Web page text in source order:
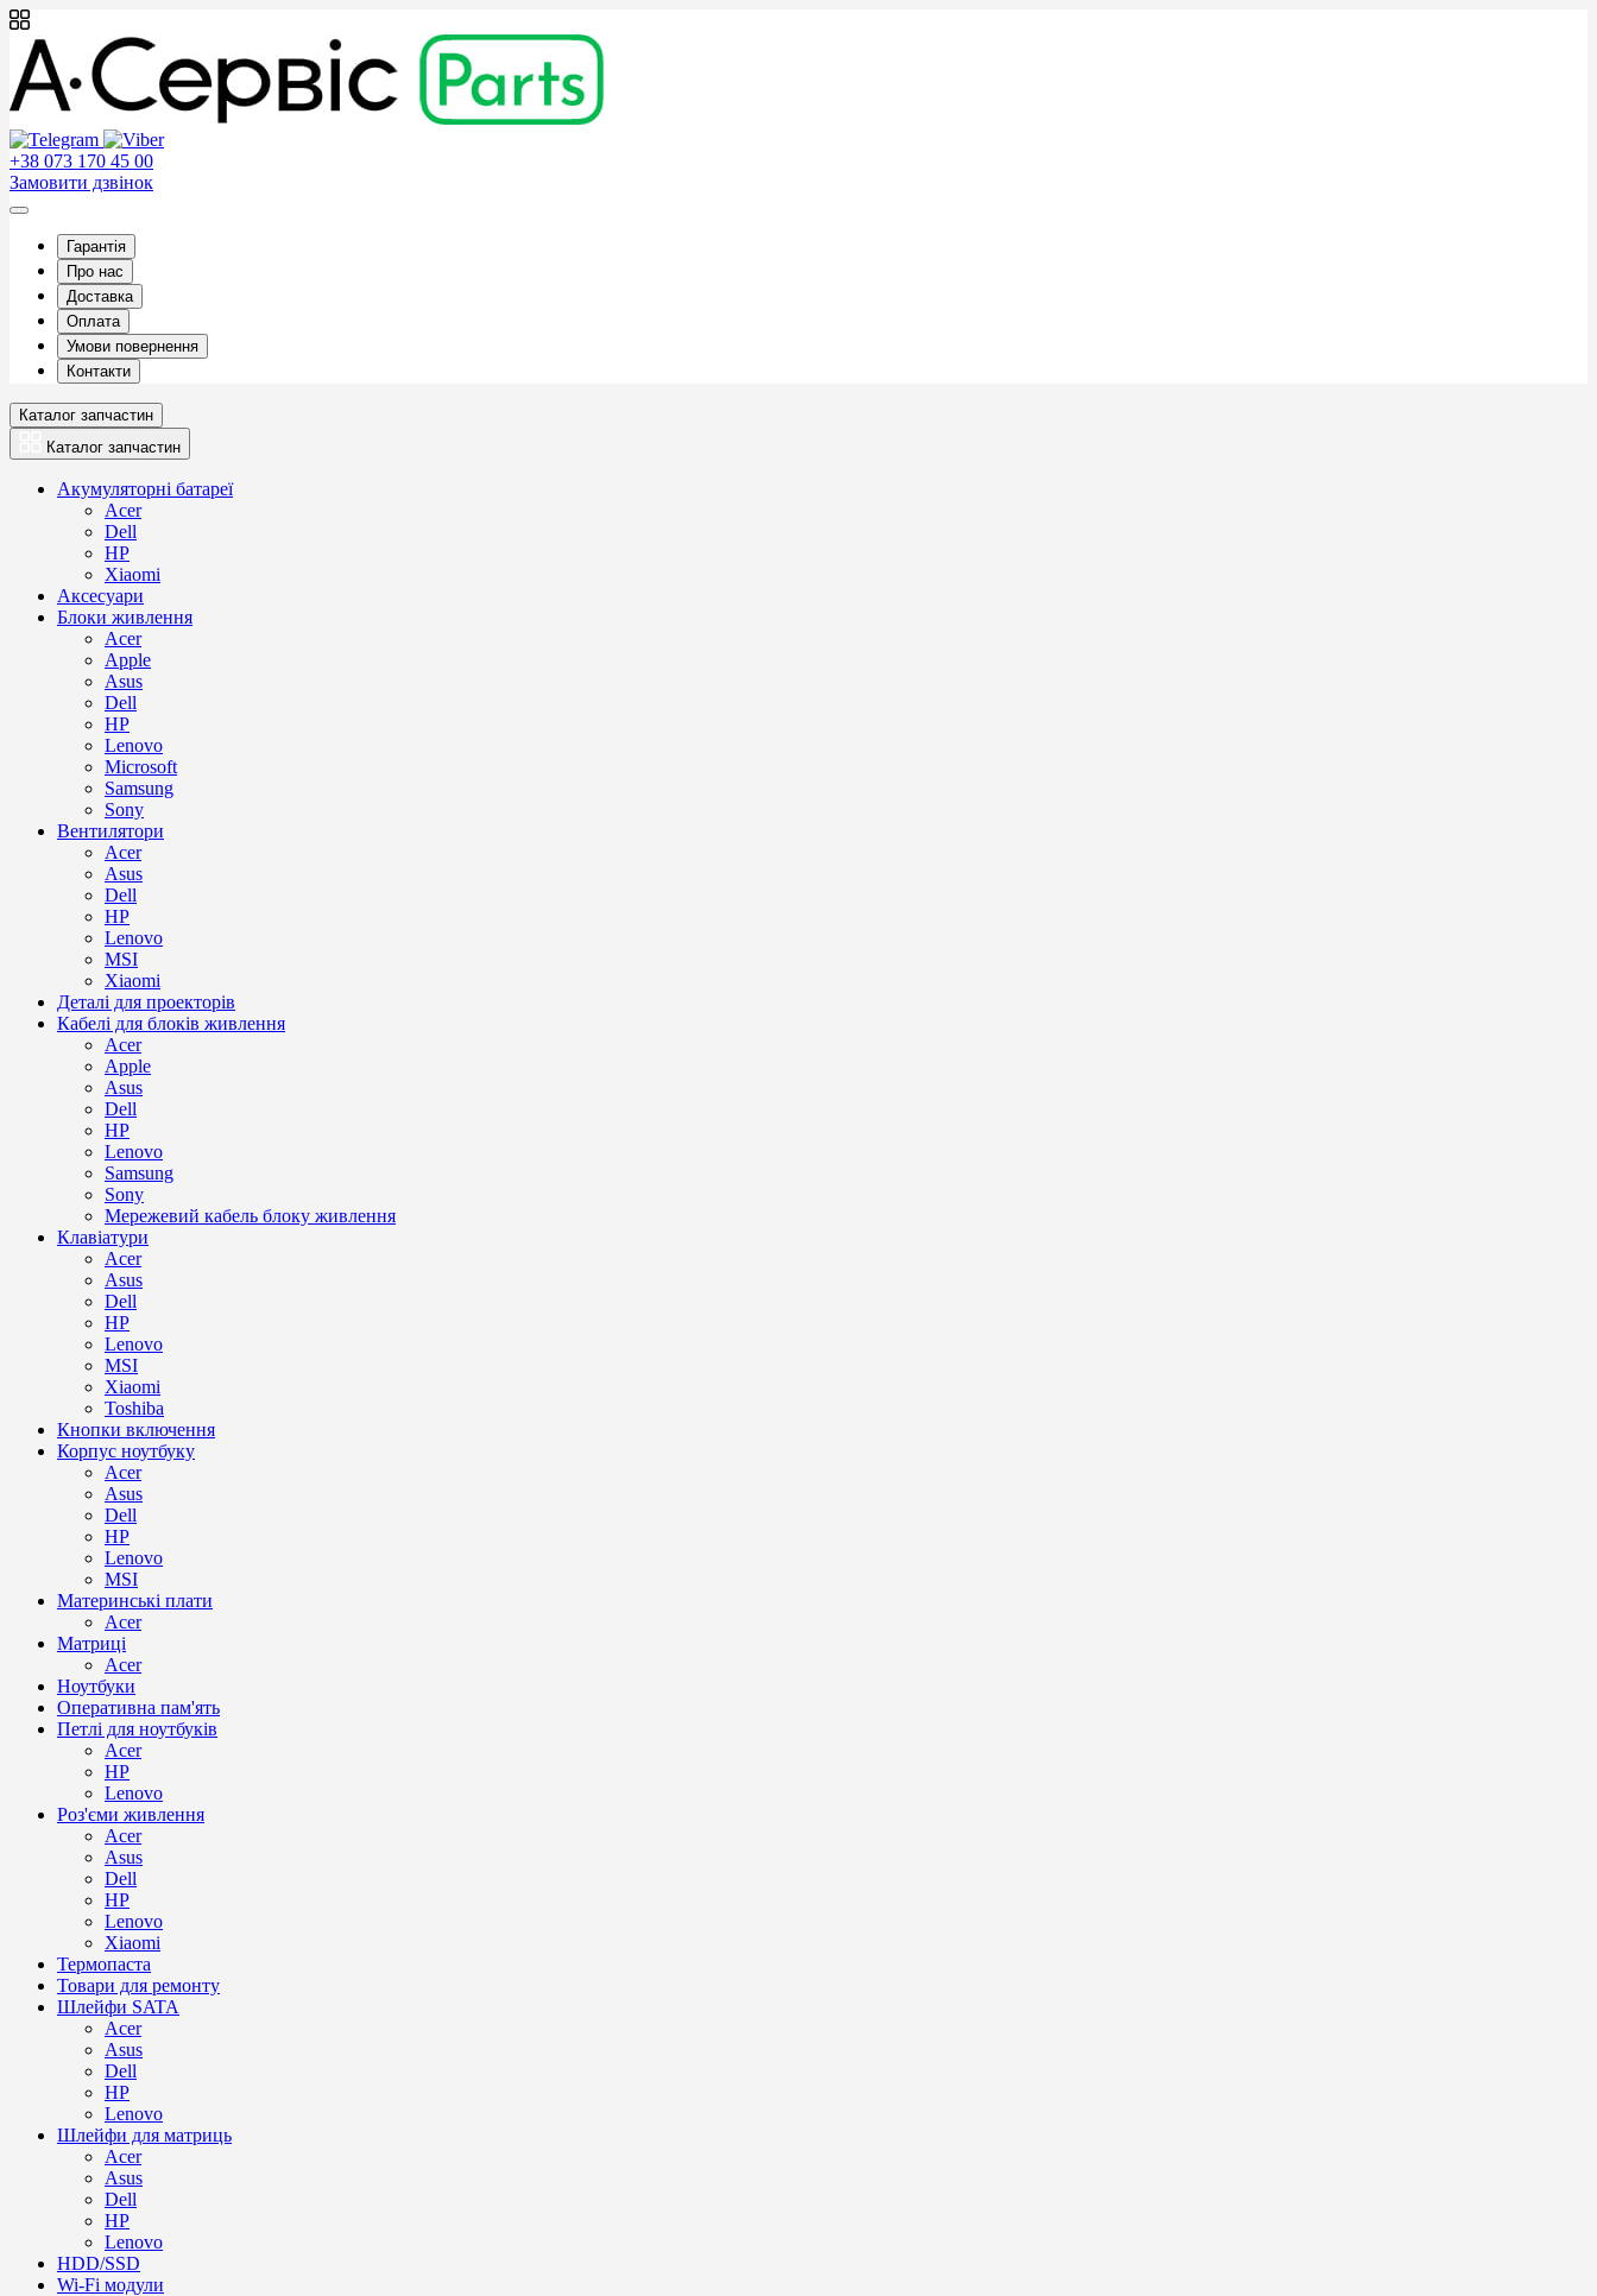
+38 073 170 45 00
Замовити дзвінок
Гарантія
Про нас
Доставка
Оплата
Умови повернення
Контакти
Каталог запчастин
Каталог запчастин
Акумуляторні батареї
Acer
Dell
HP
Xiaomi
Аксесуари
Блоки живлення
Acer
Apple
Asus
Dell
HP
Lenovo
Microsoft
Samsung
Sony
Вентилятори
Acer
Asus
Dell
HP
Lenovo
MSI
Xiaomi
Деталі для проекторів
Кабелі для блоків живлення
Acer
Apple
Asus
Dell
HP
Lenovo
Samsung
Sony
Мережевий кабель блоку живлення
Клавіатури
Acer
Asus
Dell
HP
Lenovo
MSI
Xiaomi
Toshiba
Кнопки включення
Корпус ноутбуку
Acer
Asus
Dell
HP
Lenovo
MSI
Материнські плати
Acer
Матриці
Acer
Ноутбуки
Оперативна пам'ять
Петлі для ноутбуків
Acer
HP
Lenovo
Роз'єми живлення
Acer
Asus
Dell
HP
Lenovo
Xiaomi
Термопаста
Товари для ремонту
Шлейфи SATA
Acer
Asus
Dell
HP
Lenovo
Шлейфи для матриць
Acer
Asus
Dell
HP
Lenovo
HDD/SSD
Wi-Fi модули